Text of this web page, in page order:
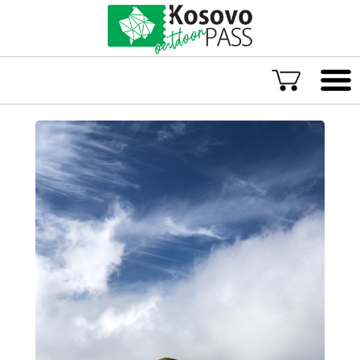
Language
ENG
ALB
Explore Kosovo
Great Adventures
Popular Experiences
Rural accommodations
Explore by location
TOP rated Kosovo Adventures